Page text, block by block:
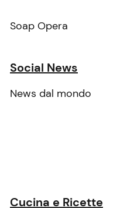
Soap Opera
Social News
News dal mondo
Cucina e Ricette